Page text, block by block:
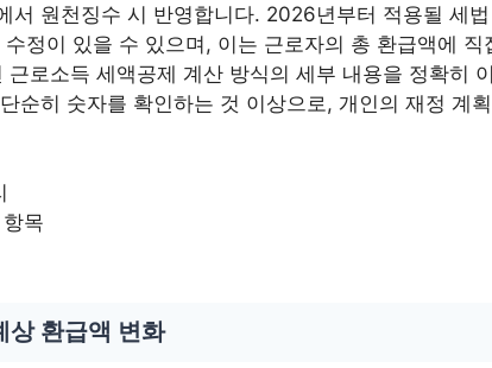
서 원천징수 시 반영합니다. 2026년부터 적용될 세
정이 있을 수 있으며, 이는 근로자의 총 환급액에 직
로소득 세액공제 계산 방식의 세부 내용을 정확히
순히 숫자를 확인하는 것 이상으로, 개인의 재정 계
목
환급액 변화